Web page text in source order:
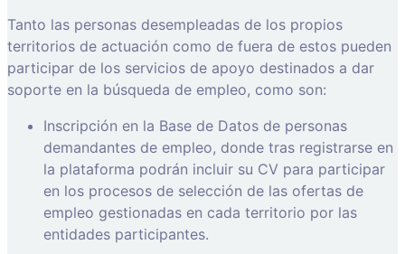
Tanto las personas desempleadas de los propios
territorios de actuación como de fuera de estos pueden
participar de los servicios de apoyo destinados a dar
soporte en la búsqueda de empleo, como son:
Inscripción en la Base de Datos de personas
demandantes de empleo, donde tras registrarse en
la plataforma podrán incluir su CV para participar
en los procesos de selección de las ofertas de
empleo gestionadas en cada territorio por las
entidades participantes.